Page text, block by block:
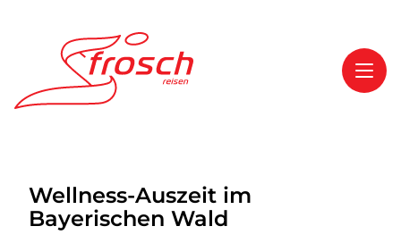
Highlights
Service
Wellness-Auszeit im
Bayerischen Wald